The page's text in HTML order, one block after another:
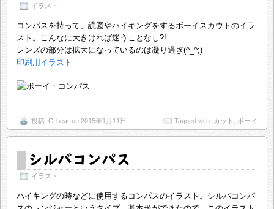
イラスト
コンパスを持って、読図やハイキングをするボーイスカウトのイラ
スト。こんなに大きければ迷うことなし?!
レンズの部分は拡大になっているのは凝り過ぎ(^_^;)
印刷用イラスト
投稿: G-bear on 2015年1月11日 Tagged with: カット ボーイ
シルバコンパス
イラスト
ハイキングの時などに使用するコンパスのイラスト。シルバコンパ